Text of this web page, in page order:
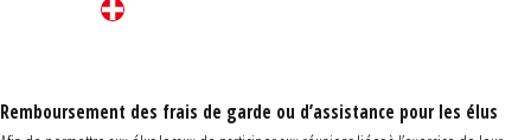
Remboursement des frais de garde ou d’assistance pour les élus